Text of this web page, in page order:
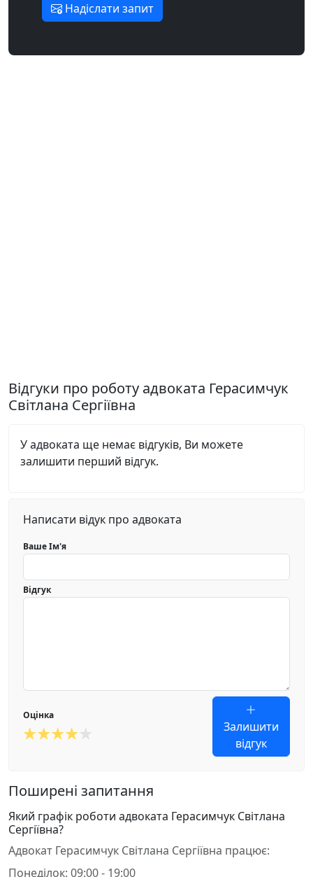
Надіслати запит
Відгуки про роботу адвоката Герасимчук
Світлана Сергіївна
У адвоката ще немає відгуків, Ви можете
залишити перший відгук.
Написати відук про адвоката
Ваше Ім'я
Відгук
Оцінка
Залишити
відгук
Поширені запитання
Який графік роботи адвоката Герасимчук Світлана
Сергіївна?
Адвокат Герасимчук Світлана Сергіївна працює:
Понеділок: 09:00 - 19:00